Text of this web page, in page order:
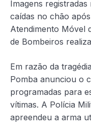
Imagens
caídas no chão
Atendimento Móvel
de Bombeiros
Em razão da
Pomba anunciou o
programadas para
vítimas. A Polícia
apreendeu a arma